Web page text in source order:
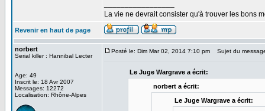
La vie ne devrait consister qu'à trouver les bons
Revenir en haut de page
norbert
Serial killer : Hannibal Lecter
Age: 49
Inscrit le: 18 Avr 2007
Messages: 12272
Localisation: Rhône-Alpes
Posté le: Dim Mar 02, 2014 7:10 pm Sujet du
Le Juge Wargrave a écrit:
norbert a écrit:
Le Juge Wargrave a écrit: